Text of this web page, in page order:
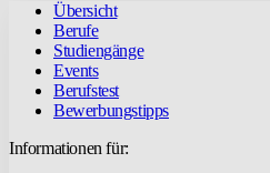
Übersicht
Berufe
Studiengänge
Events
Berufstest
Bewerbungstipps
Informationen für: